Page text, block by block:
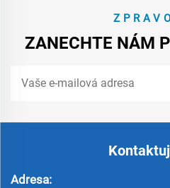
ZANECHTE NÁM
Adresa: